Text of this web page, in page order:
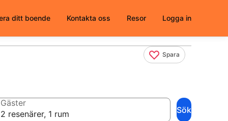
ditt boende Kontakta oss Resor Logga in
Spara
Gäster
2 resenärer, 1 rum
Sök